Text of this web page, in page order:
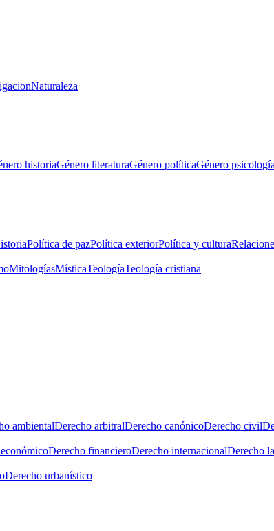
Naturaleza
historiaGénero literaturaGénero políticaGénero psicología
Política de pazPolítica exteriorPolítica y cultura
MitologíasMísticaTeologíaTeología cristiana
ambientalDerecho arbitralDerecho canónicoDerecho civil
Derecho financieroDerecho internacionalDerecho
Derecho urbanístico